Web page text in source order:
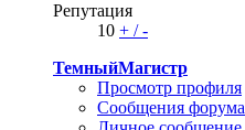
Репутация
10 + /-
ТемныйМагистр
Просмотр профиля
Сообщения форума